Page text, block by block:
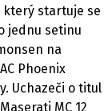
který startuje se
jednu setinu
na
Phoenix
Uchazeči o titul
MC 12